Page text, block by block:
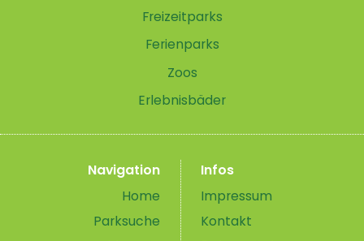
Freizeitparks
Ferienparks
Zoos
Erlebnisbäder
Navigation
Home
Parksuche
Infos
Impressum
Kontakt